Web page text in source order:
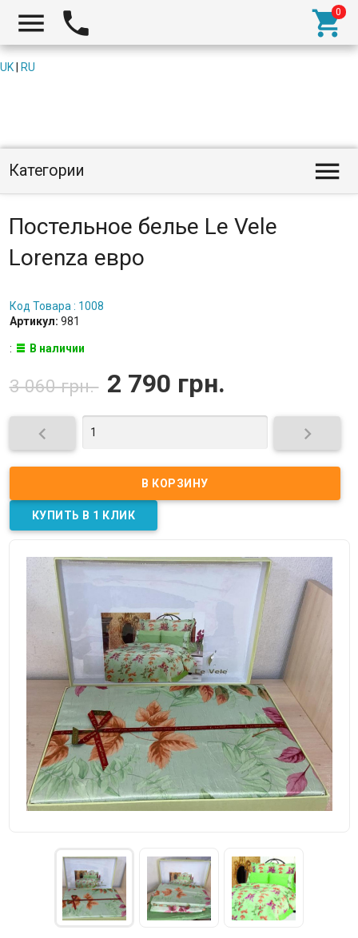
  
UK RU
Категории 
Постельное белье Le Vele
Lorenza евро
Код Товара : 1008
Артикул: 981
: В наличии
3 060 грн. 2 790 грн.
 